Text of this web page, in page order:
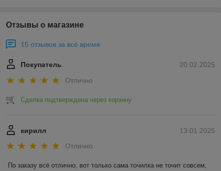
Отзывы о магазине
15 отзывов за всё время
20.02.2025
Покупатель
Отлично
Сделка подтверждена через корзину
13.01.2025
кирилл
Отлично
По заказу всё отлично, вот только сама точилка не точит совсем,